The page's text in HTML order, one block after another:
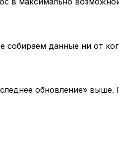
собираем данные ни от
обновление» выше.